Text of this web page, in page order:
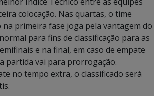
colocação. Nas quartas, o time
na primeira fase joga pela vantagem do
para fins de classificação para as
e na final, em caso de empate
partida vai para prorrogação.
no tempo extra, o classificado será